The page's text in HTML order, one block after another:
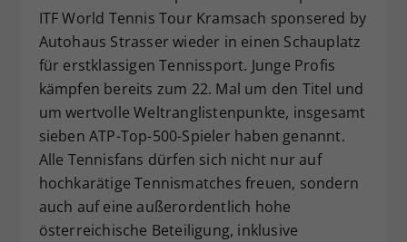
ITF World Tennis Tour Kramsach sponsered by
Autohaus Strasser wieder in einen Schauplatz
für erstklassigen Tennissport. Junge Profis
kämpfen bereits zum 22. Mal um den Titel und
um wertvolle Weltranglistenpunkte, insgesamt
sieben ATP-Top-500-Spieler haben genannt.
Alle Tennisfans dürfen sich nicht nur auf
hochkarätige Tennismatches freuen, sondern
auch auf eine außerordentlich hohe
österreichische Beteiligung, inklusive
Zweck
Dieser Wert speichert Ihre Consent-
Einstellungen. Unter anderem eine
zufällig generierte ID, für die
historische Speicherung Ihrer
Webseiten-Betreiber dies eingestellt
hat.